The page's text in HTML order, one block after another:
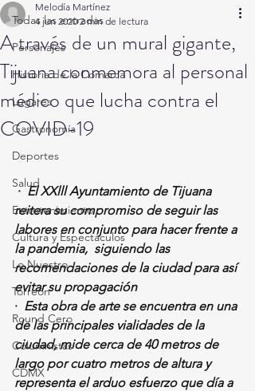
Todas las entradas
Personajes
Historia de la Comarca
Lugares
Gastronomía
Deportes
Salud
Entretenimiento
Cultura y Espectáculos
Lo Nuestro
Torreón
Round Cero
Columnistas
CDMX
A través de un mural gigante,
Tijuana conmemora al personal
médico que lucha contra el
COVID-19
Melodía Martínez
4 jun 2020 2 min de lectura
· El XXlll Ayuntamiento de Tijuana
reitera su compromiso de seguir las
labores en conjunto para hacer frente a
la pandemia,  siguiendo las
recomendaciones de la ciudad para así
evitar su propagación
· Esta obra de arte se encuentra en una
de las principales vialidades de la
ciudad, mide cerca de 40 metros de
largo por cuatro metros de altura y
representa el arduo esfuerzo que día a